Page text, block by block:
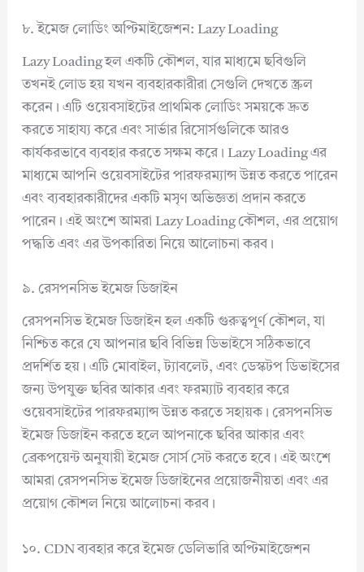
৮. ইমেজ লোডিং অপ্টিমাইজেশন: Lazy Loading
Lazy Loading হল একটি কৌশল, যার মাধ্যমে ছবিগুলি
তখনই লোড হয় যখন ব্যবহারকারীরা সেগুলি দেখতে স্ক্রল
করেন। এটি ওয়েবসাইটের প্রাথমিক লোডিং সময়কে দ্রুত
করতে সাহায্য করে এবং সার্ভার রিসোর্সগুলিকে আরও
কার্যকরভাবে ব্যবহার করতে সক্ষম করে। Lazy Loading এর
মাধ্যমে আপনি ওয়েবসাইটের পারফরম্যান্স উন্নত করতে পারেন
এবং ব্যবহারকারীদের একটি মসৃণ অভিজ্ঞতা প্রদান করতে
পারেন। এই অংশে আমরা Lazy Loading কৌশল, এর প্রয়োগ
পদ্ধতি এবং এর উপকারিতা নিয়ে আলোচনা করব।
৯. রেসপনসিভ ইমেজ ডিজাইন
রেসপনসিভ ইমেজ ডিজাইন হল একটি গুরুত্বপূর্ণ কৌশল, যা
নিশ্চিত করে যে আপনার ছবি বিভিন্ন ডিভাইসে সঠিকভাবে
প্রদর্শিত হয়। এটি মোবাইল, ট্যাবলেট, এবং ডেস্কটপ ডিভাইসের
জন্য উপযুক্ত ছবির আকার এবং ফরম্যাট ব্যবহার করে
ওয়েবসাইটের পারফরম্যান্স উন্নত করতে সহায়ক। রেসপনসিভ
ইমেজ ডিজাইন করতে হলে আপনাকে ছবির আকার এবং
ব্রেকপয়েন্ট অনুযায়ী ইমেজ সোর্স সেট করতে হবে। এই অংশে
আমরা রেসপনসিভ ইমেজ ডিজাইনের প্রয়োজনীয়তা এবং এর
প্রয়োগ কৌশল নিয়ে আলোচনা করব।
১০. CDN ব্যবহার করে ইমেজ ডেলিভারি অপ্টিমাইজেশন